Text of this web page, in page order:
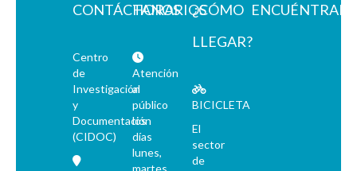
CONTÁCTANOS
Centro
de
Investigación
y
Documentación
(CIDOC)
HORARIOS
Atención
al
público
los
días
lunes,
martes
¿CÓMO
LLEGAR?
BICICLETA
El
sector
de